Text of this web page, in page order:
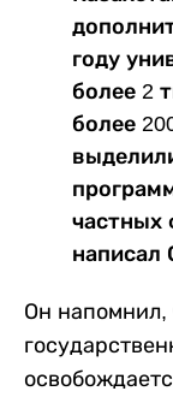
году
более 2
более
частных
написал
Он напомнил,